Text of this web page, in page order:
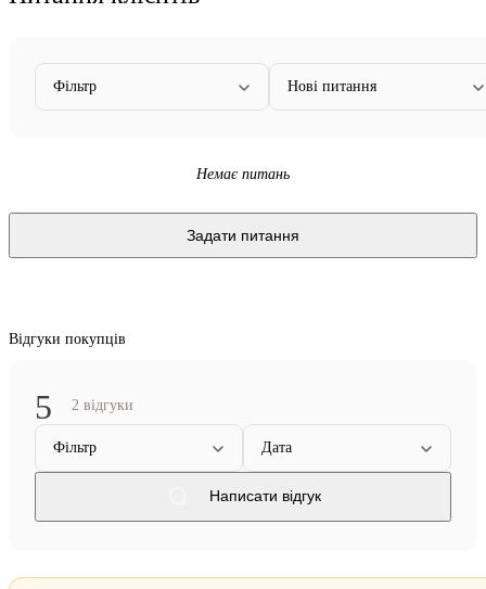
Фільтр Нові питання
Немає питань
Задати питання
Відгуки покупців
5 2 відгуки
Фільтр Дата
Написати відгук